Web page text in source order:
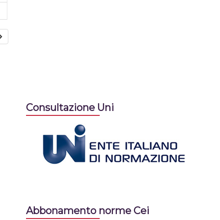
Consultazione Uni
Abbonamento norme Cei